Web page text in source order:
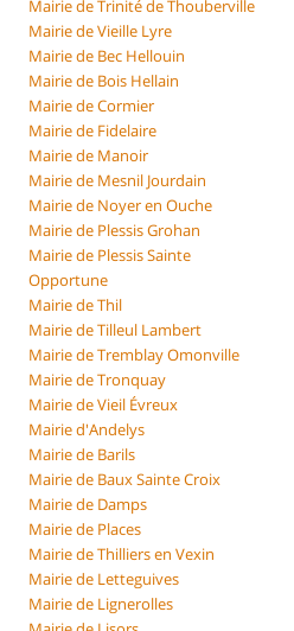
Mairie de Trinité de Thouberville
Mairie de Vieille Lyre
Mairie de Bec Hellouin
Mairie de Bois Hellain
Mairie de Cormier
Mairie de Fidelaire
Mairie de Manoir
Mairie de Mesnil Jourdain
Mairie de Noyer en Ouche
Mairie de Plessis Grohan
Mairie de Plessis Sainte
Opportune
Mairie de Thil
Mairie de Tilleul Lambert
Mairie de Tremblay Omonville
Mairie de Tronquay
Mairie de Vieil Évreux
Mairie d'Andelys
Mairie de Barils
Mairie de Baux Sainte Croix
Mairie de Damps
Mairie de Places
Mairie de Thilliers en Vexin
Mairie de Letteguives
Mairie de Lignerolles